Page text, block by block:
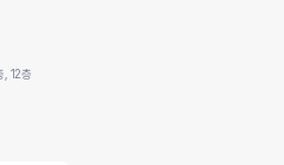
, 12층